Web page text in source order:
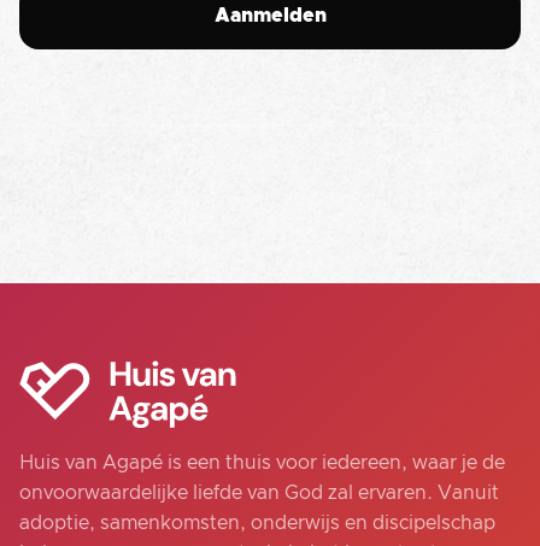
Huis van Agapé is een thuis voor iedereen, waar je de
onvoorwaardelijke liefde van God zal ervaren. Vanuit
adoptie, samenkomsten, onderwijs en discipelschap